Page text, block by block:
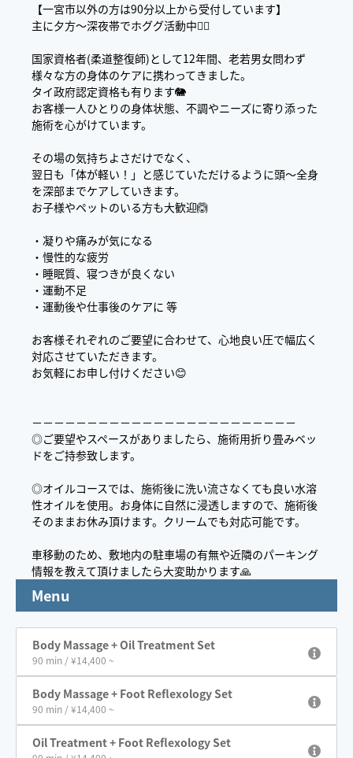
【一宮市以外の方は90分以上から受付しています】
主に夕方〜深夜帯でホググ活動中💆‍♂️
国家資格者(柔道整復師)として12年間、老若男女問わず
様々な方の身体のケアに携わってきました。
タイ政府認定資格も有ります🐘
お客様一人ひとりの身体状態、不調やニーズに寄り添った
施術を心がけています。
‪その場の気持ちよさだけでなく、
翌日も「体が軽い！」と感じていただけるように頭〜全身
を深部までケアしていきます。
お子様やペットのいる方も大歓迎🙆
・凝りや痛みが気になる
・慢性的な疲労
・睡眠質、寝つきが良くない
・運動不足
・運動後や仕事後のケアに 等
お客様それぞれのご要望に合わせて、心地良い圧で幅広く
対応させていただきます。
お気軽にお申し付けください😊
－－－－－－－－－－－－－－－－－－－－－－－－
◎ご要望やスペースがありましたら、施術用折り畳みベッ
ドをご持参致します。
◎オイルコースでは、施術後に‪洗い流さなくても良い‪‬水溶
性オイルを使用。お身体に自然に浸透しますので、施術後
そのままお休み頂けます。クリームでも対応可能です。
車移動のため、敷地内の駐車場の有無や近隣のパーキング
情報を教えて頂けましたら大変助かります🙏
Menu
Body Massage + Oil Treatment Set
90 min / ¥14,400 ~
Body Massage + Foot Reflexology Set
90 min / ¥14,400 ~
Oil Treatment + Foot Reflexology Set